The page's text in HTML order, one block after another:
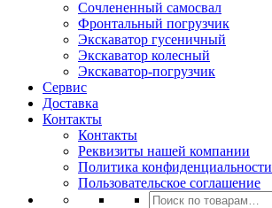
Сочлененный самосвал
Фронтальный погрузчик
Экскаватор гусеничный
Экскаватор колесный
Экскаватор-погрузчик
Сервис
Доставка
Контакты
Контакты
Реквизиты нашей компании
Политика конфиденциальности
Пользовательское соглашение
Искать: